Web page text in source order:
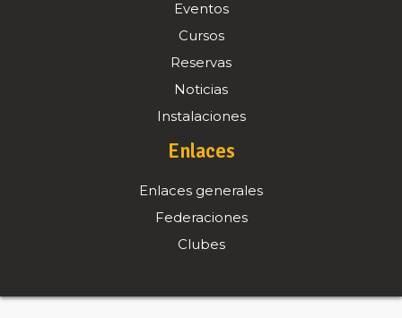
Eventos
Cursos
Reservas
Noticias
Instalaciones
Enlaces
Enlaces generales
Federaciones
Clubes